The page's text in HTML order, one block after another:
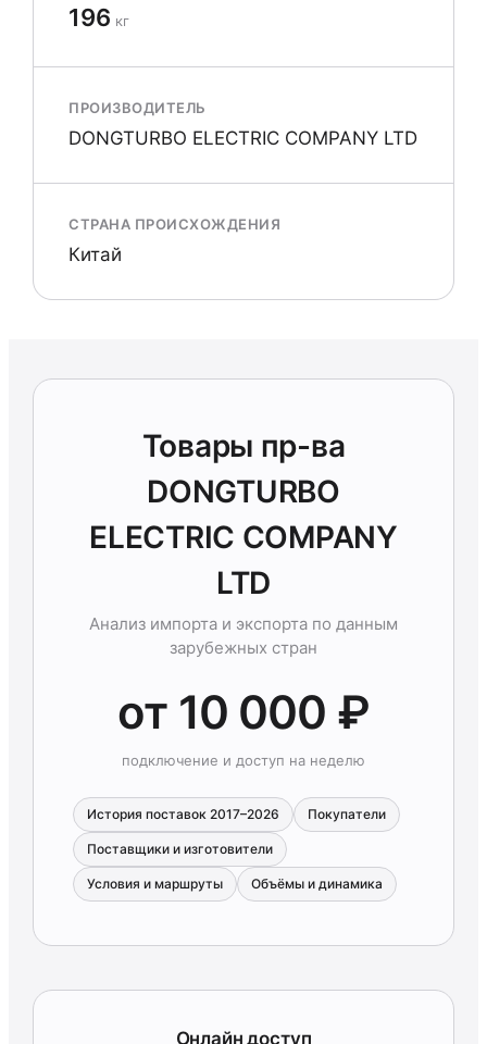
196 кг
ПРОИЗВОДИТЕЛЬ
DONGTURBO ELECTRIC COMPANY LTD
СТРАНА ПРОИСХОЖДЕНИЯ
Китай
Товары пр-ва
DONGTURBO
ELECTRIC COMPANY
LTD
Анализ импорта и экспорта по данным
зарубежных стран
от 10 000 ₽
подключение и доступ на неделю
История поставок 2017–2026 Покупатели
Поставщики и изготовители
Условия и маршруты Объёмы и динамика
Онлайн доступ